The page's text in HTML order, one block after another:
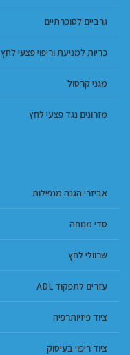
גרביים לסוכרתיים
כריות למניעת וריפוי פצעי לחץ
מגני קרסול
מזרונים נגד פצעי לחץ
אביזרי הגנה מנפילות
סדי מנוחה
שרוולי לחץ
עזרים לתפקוד ADL
ציוד פיזיותרפיה
ציוד ריפוי בעיסוק